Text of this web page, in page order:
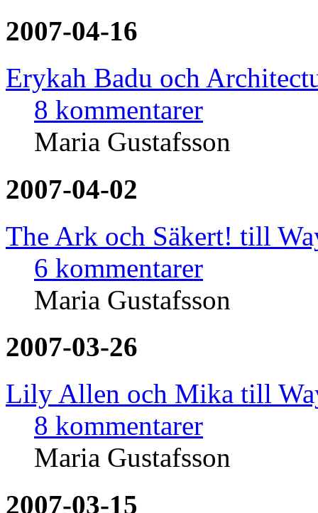
2007-04-16
Erykah Badu och
8 kommentarer
Maria Gustafsson
2007-04-02
The Ark och Säkert! till
6 kommentarer
Maria Gustafsson
2007-03-26
Lily Allen och Mika till
8 kommentarer
Maria Gustafsson
2007-03-15